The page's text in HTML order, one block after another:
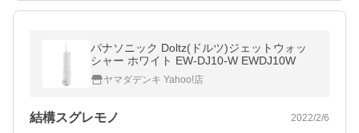
パナソニック Doltz(ドルツ)ジェットウォッ
シャー ホワイト EW-DJ10-W EWDJ10W
ヤマダデンキ Yahoo!店
結構スグレモノ 2022/2/6